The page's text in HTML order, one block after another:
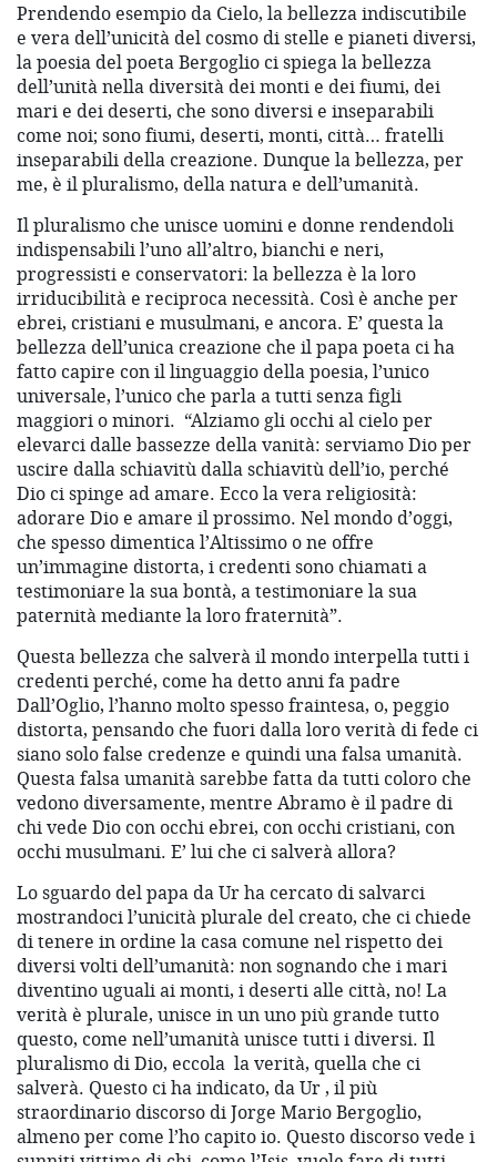
Prendendo esempio da Cielo, la bellezza indiscutibile
e vera dell’unicità del cosmo di stelle e pianeti diversi,
la poesia del poeta Bergoglio ci spiega la bellezza
dell’unità nella diversità dei monti e dei fiumi, dei
mari e dei deserti, che sono diversi e inseparabili
come noi; sono fiumi, deserti, monti, città… fratelli
inseparabili della creazione. Dunque la bellezza, per
me, è il pluralismo, della natura e dell’umanità.
Il pluralismo che unisce uomini e donne rendendoli
indispensabili l’uno all’altro, bianchi e neri,
progressisti e conservatori: la bellezza è la loro
irriducibilità e reciproca necessità. Così è anche per
ebrei, cristiani e musulmani, e ancora. E’ questa la
bellezza dell’unica creazione che il papa poeta ci ha
fatto capire con il linguaggio della poesia, l’unico
universale, l’unico che parla a tutti senza figli
maggiori o minori. “Alziamo gli occhi al cielo per
elevarci dalle bassezze della vanità: serviamo Dio per
uscire dalla schiavitù dalla schiavitù dell’io, perché
Dio ci spinge ad amare. Ecco la vera religiosità:
adorare Dio e amare il prossimo. Nel mondo d’oggi,
che spesso dimentica l’Altissimo o ne offre
un’immagine distorta, i credenti sono chiamati a
testimoniare la sua bontà, a testimoniare la sua
paternità mediante la loro fraternità”.
Questa bellezza che salverà il mondo interpella tutti i
credenti perché, come ha detto anni fa padre
Dall’Oglio, l’hanno molto spesso fraintesa, o, peggio
distorta, pensando che fuori dalla loro verità di fede ci
siano solo false credenze e quindi una falsa umanità.
Questa falsa umanità sarebbe fatta da tutti coloro che
vedono diversamente, mentre Abramo è il padre di
chi vede Dio con occhi ebrei, con occhi cristiani, con
occhi musulmani. E’ lui che ci salverà allora?
Lo sguardo del papa da Ur ha cercato di salvarci
mostrandoci l’unicità plurale del creato, che ci chiede
di tenere in ordine la casa comune nel rispetto dei
diversi volti dell’umanità: non sognando che i mari
diventino uguali ai monti, i deserti alle città, no! La
verità è plurale, unisce in un uno più grande tutto
questo, come nell’umanità unisce tutti i diversi. Il
pluralismo di Dio, eccola la verità, quella che ci
salverà. Questo ci ha indicato, da Ur , il più
straordinario discorso di Jorge Mario Bergoglio,
almeno per come l’ho capito io. Questo discorso vede i